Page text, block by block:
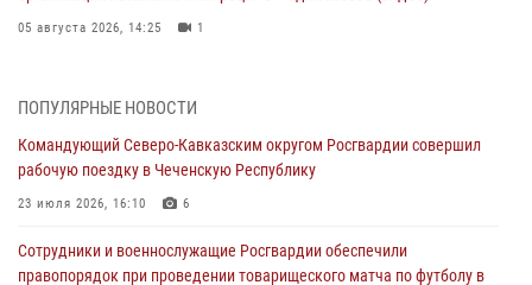
05 августа 2026, 14:25 1
задержании подозреваемых в причинении имущественного ущерба
Формулу безопасности показал спецназ Росгвардии юным
динамовцам Свердловской области
ПОПУЛЯРНЫЕ НОВОСТИ
Командующий Северо-Кавказским округом Росгвардии совершил
рабочую поездку в Чеченскую Республику
23 июля 2026, 16:10 6
Сотрудники и военнослужащие Росгвардии обеспечили
правопорядок при проведении товарищеского матча по футболу в